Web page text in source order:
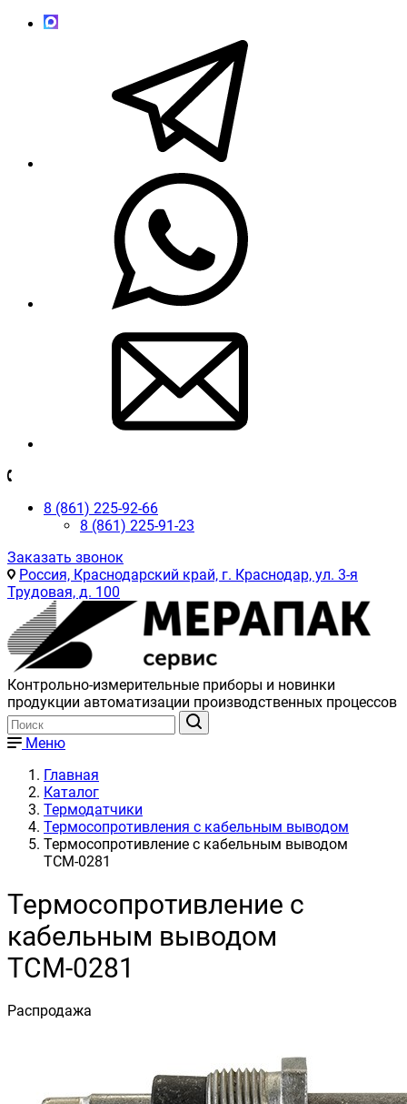
8 (861) 225-92-66
8 (861) 225-91-23
Заказать звонок
Россия, Краснодарский край, г. Краснодар, ул. 3-я
Трудовая, д. 100
Контрольно-измерительные приборы и новинки
продукции автоматизации производственных процессов
Меню
Главная
Каталог
Термодатчики
Термосопротивления с кабельным выводом
Термосопротивление с кабельным выводом
ТСМ-0281
Термосопротивление с
кабельным выводом
ТСМ-0281
Распродажа